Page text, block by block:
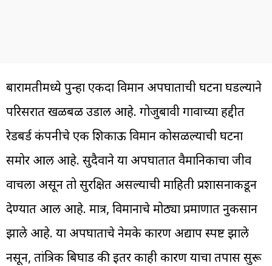
बारामतीमध्ये पुन्हा एकदा विमान अपघाताची घटना घडल्याने
परिसरात खळबळ उडाली आहे. गोजुबावी गावाच्या हद्दीत
रेडबर्ड कंपनीचे एक शिकाऊ विमान कोसळल्याची घटना
समोर आली आहे. सुदैवाने या अपघातात वैमानिकाचा जीव
वाचला असून तो सुरक्षित असल्याची माहिती प्रशासनाकडून
देण्यात आली आहे. मात्र, विमानाचे मोठ्या प्रमाणात नुकसान
झाले आहे. या अपघाताचे नेमके कारण अद्याप स्पष्ट झाले
नसून, तांत्रिक बिघाड की इतर काही कारण याचा तपास सुरू